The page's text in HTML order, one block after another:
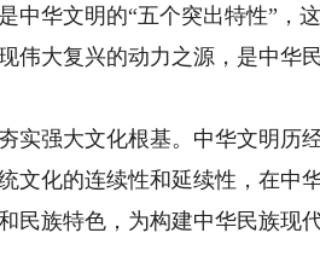
华文明的“五个突出特性”，
伟大复兴的动力之源，是中华
强大文化根基。中华文明历
文化的连续性和延续性，在中
民族特色，为构建中华民族现